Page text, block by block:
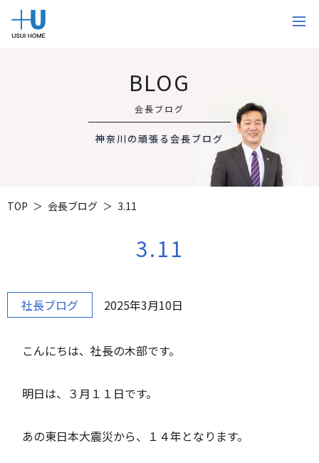
BLOG
会長ブログ
神奈川の頑張る会長ブログ
TOP 会長ブログ 3.11
3.11
社長ブログ 2025年3月10日
こんにちは、社長の木部です。
明日は、３月１１日です。
あの東日本大震災から、１４年となります。